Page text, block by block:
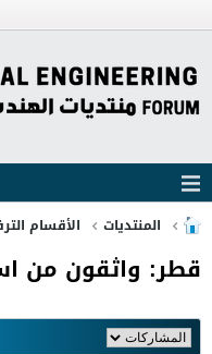
المنتديات الأقسام
قطر: واثقون من